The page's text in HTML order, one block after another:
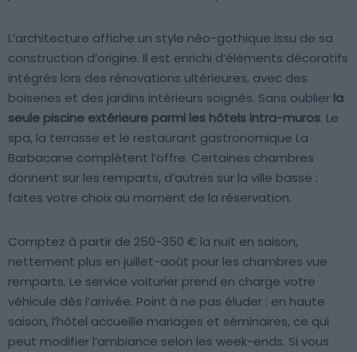
L’architecture affiche un style néo-gothique issu de sa
construction d’origine. Il est enrichi d’éléments décoratifs
intégrés lors des rénovations ultérieures, avec des
boiseries et des jardins intérieurs soignés. Sans oublier la
seule piscine extérieure parmi les hôtels intra-muros. Le
spa, la terrasse et le restaurant gastronomique La
Barbacane complètent l’offre. Certaines chambres
donnent sur les remparts, d’autres sur la ville basse :
faites votre choix au moment de la réservation.
Comptez à partir de 250-350 € la nuit en saison,
nettement plus en juillet-août pour les chambres vue
remparts. Le service voiturier prend en charge votre
véhicule dès l’arrivée. Point à ne pas éluder : en haute
saison, l’hôtel accueille mariages et séminaires, ce qui
peut modifier l’ambiance selon les week-ends. Si vous